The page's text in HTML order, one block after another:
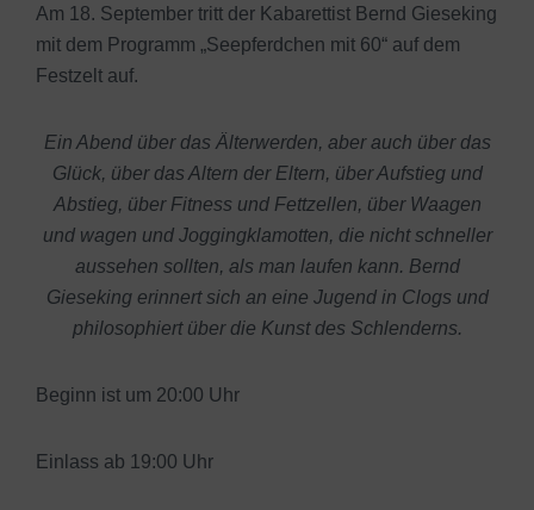
Am 18. September tritt der Kabarettist Bernd Gieseking
mit dem Programm „Seepferdchen mit 60“ auf dem
Festzelt auf.
Ein Abend über das Älterwerden, aber auch über das
Glück, über das Altern der Eltern, über Aufstieg und
Abstieg, über Fitness und Fettzellen, über Waagen
und wagen und Joggingklamotten, die nicht schneller
aussehen sollten, als man laufen kann. Bernd
Gieseking erinnert sich an eine Jugend in Clogs und
philosophiert über die Kunst des Schlenderns.
Beginn ist um 20:00 Uhr
Einlass ab 19:00 Uhr